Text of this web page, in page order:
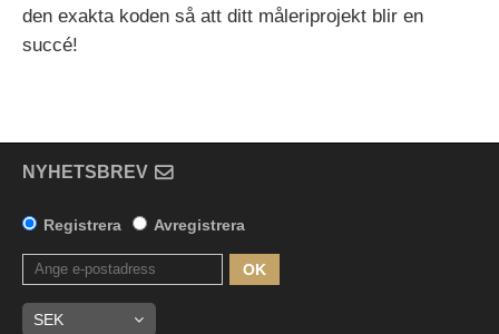
den exakta koden så att ditt måleriprojekt blir en
succé!
NYHETSBREV
Registrera Avregistrera
OK